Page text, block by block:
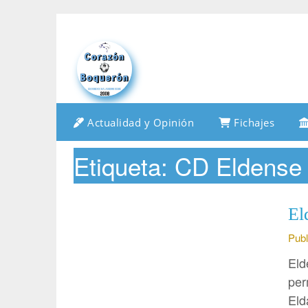
Actualidad y Opinión Fichajes
Etiqueta: CD Eldense